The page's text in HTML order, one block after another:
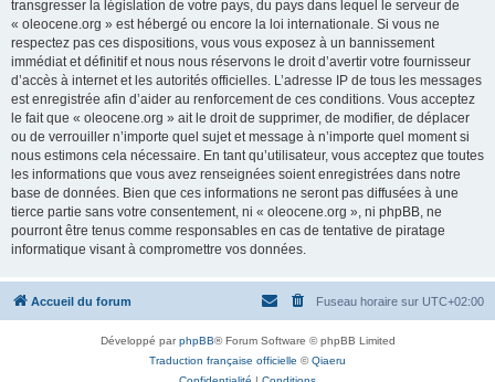
transgresser la législation de votre pays, du pays dans lequel le serveur de
« oleocene.org » est hébergé ou encore la loi internationale. Si vous ne
respectez pas ces dispositions, vous vous exposez à un bannissement
immédiat et définitif et nous nous réservons le droit d’avertir votre fournisseur
d’accès à internet et les autorités officielles. L’adresse IP de tous les messages
est enregistrée afin d’aider au renforcement de ces conditions. Vous acceptez
le fait que « oleocene.org » ait le droit de supprimer, de modifier, de déplacer
ou de verrouiller n’importe quel sujet et message à n’importe quel moment si
nous estimons cela nécessaire. En tant qu’utilisateur, vous acceptez que toutes
les informations que vous avez renseignées soient enregistrées dans notre
base de données. Bien que ces informations ne seront pas diffusées à une
tierce partie sans votre consentement, ni « oleocene.org », ni phpBB, ne
pourront être tenus comme responsables en cas de tentative de piratage
informatique visant à compromettre vos données.
Accueil du forum Fuseau horaire sur UTC+02:00
Développé parphpBB® Forum Software © phpBB Limited
Traduction française officielle ©Qiaeru